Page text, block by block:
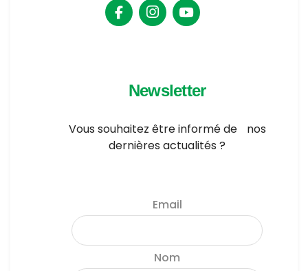
Newsletter
Vous souhaitez être informé de nos
dernières actualités ?
Email
Nom